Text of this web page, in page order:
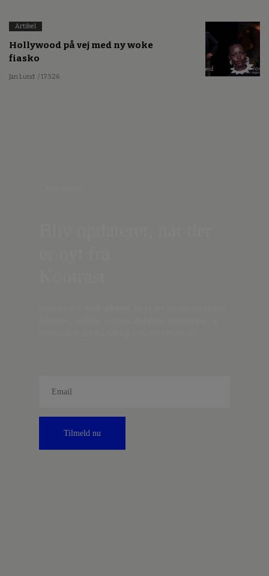
Artikel
Hollywood på vej med ny woke
fiasko
Jan Lund / 17.5.26
Tilmeld nu